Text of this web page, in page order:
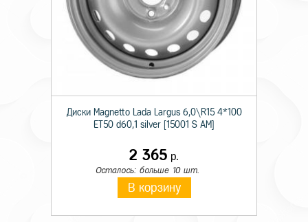
Диски Magnetto Lada Largus 6,0\R15 4*100
ET50 d60,1 silver [15001 S AM]
2 365 р.
Осталось: больше 10 шт.
В корзину